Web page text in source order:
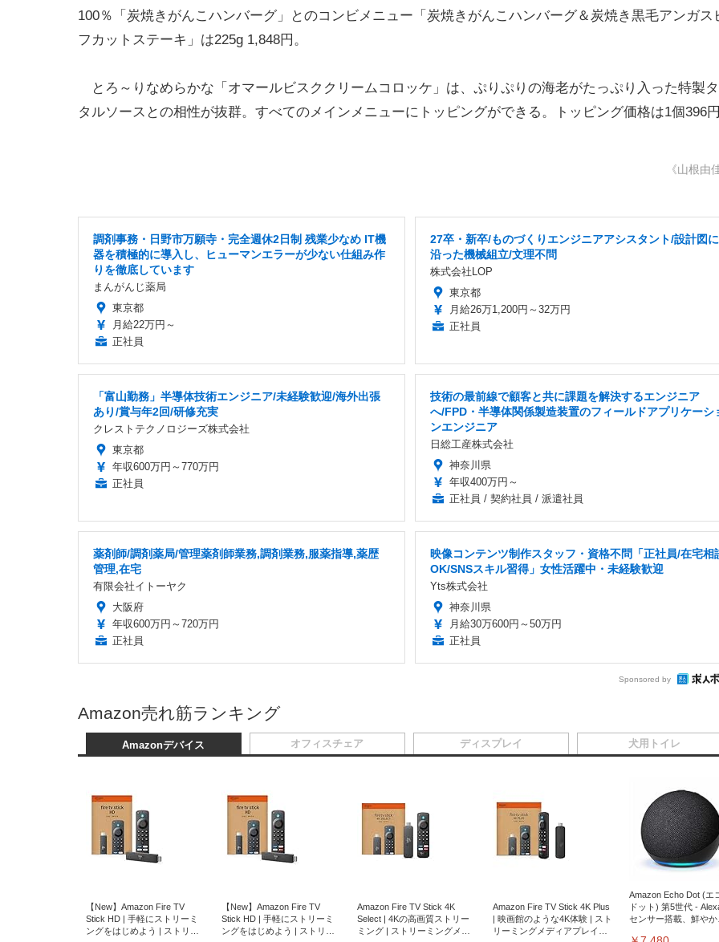
100％「炭焼きがんこハンバーグ」とのコンビメニュー「炭焼きがんこハンバーグ＆炭焼き黒毛アンガス
フカットステーキ」は225g 1,848円。
とろ～りなめらかな「オマールビスククリームコロッケ」は、ぷりぷりの海老がたっぷり入った特製
タルソースとの相性が抜群。すべてのメインメニューにトッピングができる。トッピング価格は1個396円
《山根由
調剤事務・日野市万願寺・完全週休2日制 残業少なめ IT機
器を積極的に導入し、ヒューマンエラーが少ない仕組み作
りを徹底しています
まんがんじ薬局
東京都
月給22万円～
正社員
27卒・新卒/ものづくりエンジニアアシスタント/設計図に
沿った機械組立/文理不問
株式会社LOP
東京都
月給26万1,200円～32万円
正社員
「富山勤務」半導体技術エンジニア/未経験歓迎/海外出張
あり/賞与年2回/研修充実
クレストテクノロジーズ株式会社
東京都
年収600万円～770万円
正社員
技術の最前線で顧客と共に課題を解決するエンジニア
へ/FPD・半導体関係製造装置のフィールドアプリケーシ
ンエンジニア
日総工産株式会社
神奈川県
年収400万円～
正社員 / 契約社員 / 派遣社員
薬剤師/調剤薬局/管理薬剤師業務,調剤業務,服薬指導,薬歴
管理,在宅
有限会社イトーヤク
大阪府
年収600万円～720万円
正社員
映像コンテンツ制作スタッフ・資格不問「正社員/在宅相
OK/SNSスキル習得」女性活躍中・未経験歓迎
Yts株式会社
神奈川県
月給30万600円～50万円
正社員
Sponsored by
Amazon売れ筋ランキング
Amazonデバイス
【New】Amazon Fire TV
Stick HD | 手軽にストリーミ
ングをはじめよう | ストリー
【New】Amazon Fire TV
Stick HD | 手軽にストリーミ
ングをはじめよう | ストリー
Amazon Fire TV Stick 4K
Select | 4Kの高画質ストリー
ミング | ストリーミングメデ
Amazon Fire TV Stick 4K Plus
| 映画館のような4K体験 | スト
リーミングメディアプレイヤ
Amazon Echo Dot (エ
ドット) 第5世代 -
センサー搭載、鮮やか
オフィスチェア ディスプレイ 犬用トイレ